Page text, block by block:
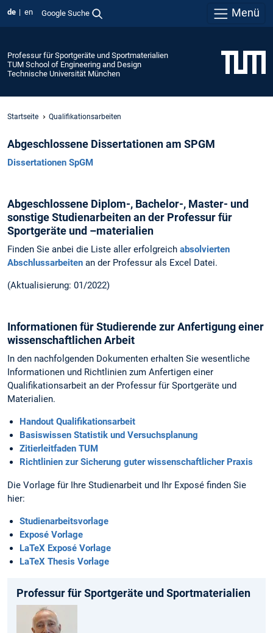
de en Google Suche Menü
Professur für Sportgeräte und Sportmaterialien
TUM School of Engineering and Design
Technische Universität München
Startseite Qualifikationsarbeiten
Abgeschlossene Dissertationen am SPGM
Dissertationen SpGM
Abgeschlossene Diplom-, Bachelor-, Master- und
sonstige Studienarbeiten an der Professur für
Sportgeräte und –materialien
Finden Sie anbei die Liste aller erfolgreich absolvierten
Abschlussarbeiten an der Professur als Excel Datei.
(Aktualisierung: 01/2022)
Informationen für Studierende zur Anfertigung einer
wissenschaftlichen Arbeit
In den nachfolgenden Dokumenten erhalten Sie wesentliche
Informationen und Richtlinien zum Anfertigen einer
Qualifikationsarbeit an der Professur für Sportgeräte und
Materialien.
Handout Qualifikationsarbeit
Basiswissen Statistik und Versuchsplanung
Zitierleitfaden TUM
Richtlinien zur Sicherung guter wissenschaftlicher Praxis
Die Vorlage für Ihre Studienarbeit und Ihr Exposé finden Sie
hier:
Studienarbeitsvorlage
Exposé Vorlage
LaTeX Exposé Vorlage
LaTeX Thesis Vorlage
Professur für Sportgeräte und Sportmaterialien